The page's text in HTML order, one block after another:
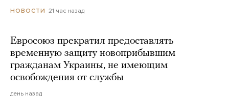
НОВОСТИ 21 час назад
Евросоюз прекратил предоставлять
временную защиту новоприбывшим
гражданам Украины, не имеющим
освобождения от службы
день назад